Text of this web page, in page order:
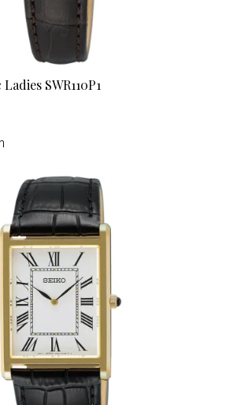
SWR110P1